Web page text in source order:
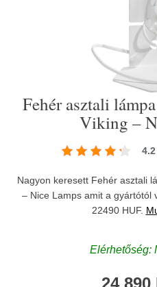
Fehér asztali
Viking –
4.2
Nagyon keresett Fehér asztali
– Nice Lamps amit a gyártótól
22490 HUF.
Elérhetőség:
24 890